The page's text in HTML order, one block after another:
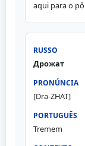
aqui para o
Дрожат
[Dra-ZHAT]
Tremem